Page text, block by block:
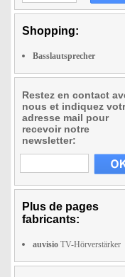
Shopping:
Basslautsprecher
Restez en contact
nous et indiquez
adresse mail pour
recevoir notre
newsletter:
Plus de pages
fabricants:
auvisio TV-Hörverstärker